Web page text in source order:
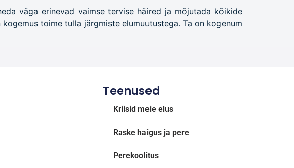
väga erinevad vaimse tervise häired ja mõjutada kõikide
toime tulla järgmiste elumuutustega. Ta on kogenum
Teenused
Kriisid meie elus
Raske haigus ja pere
Perekoolitus